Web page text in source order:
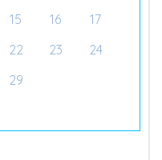
15 16
17
22 23
24
29